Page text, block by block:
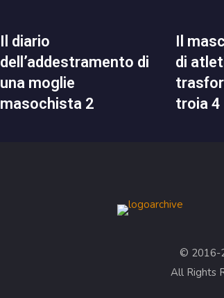
il diario
dell’addestramento di
una moglie
masochista 2
il maschiaccio del club
di
troia 4
© 2016-
All Rights